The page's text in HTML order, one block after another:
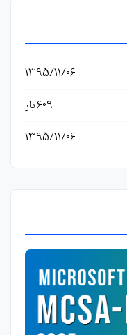
1395/11/06
609 بار
1395/11/06